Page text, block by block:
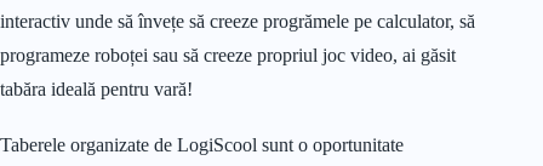
interactiv unde să învețe să creeze progrămele pe calculator, să
programeze roboței sau să creeze propriul joc video, ai găsit
tabăra ideală pentru vară!
Taberele organizate de LogiScool sunt o oportunitate